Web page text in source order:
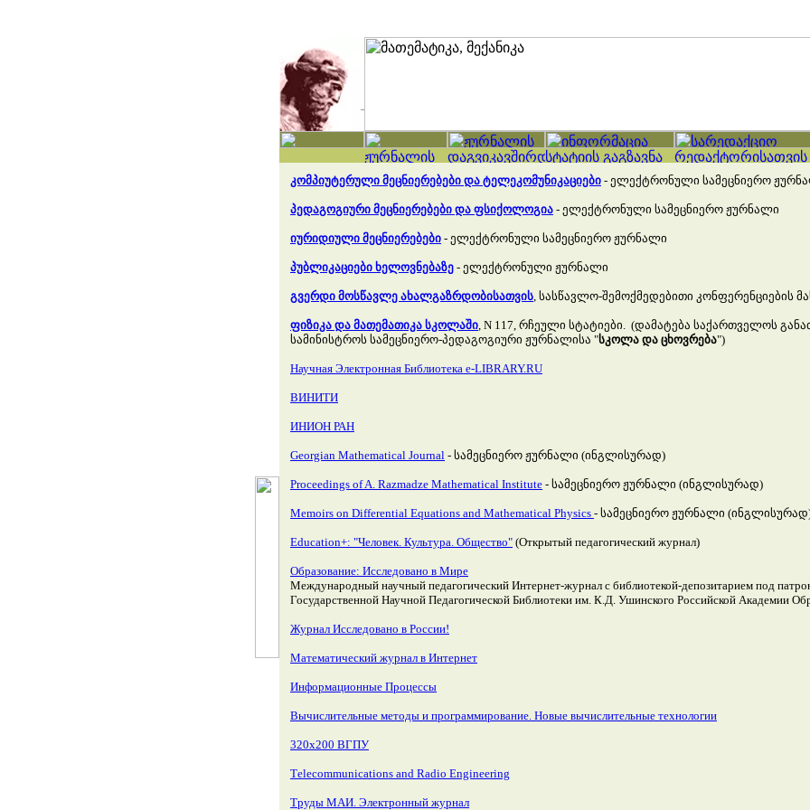
კომპიუტერული მეცნიერებები და ტელეკომუნიკაციები - ელექტრონული სამეცნიერო
პედაგოგიური მეცნიერებები და ფსიქოლოგია - ელექტრონული სამეცნიერო ჟურნალი
იურიდიული მეცნიერებები - ელექტრონული სამეცნიერო ჟურნალი
პუბლიკაციები ხელოვნებაზე - ელექტრონული ჟურნალი
გვერდი მოსწავლე ახალგაზრდობისათვის, სასწავლო-შემოქმედებითი კონფერენციების
ფიზიკა და მათემათიკა სკოლაში, N 117, რჩეული სტატიები. (დამატება საქართველოს
სამინისტროს სამეცნიერო-პედაგოგიური ჟურნალისა "სკოლა და ცხოვრება")
Научная Электронная Библиотека e-LIBRARY.RU
ВИНИТИ
ИНИОН РАН
Georgian Mathematical Journal - სამეცნიერო ჟურნალი (ინგლისურად)
Proceedings of A. Razmadze Mathematical Institute - სამეცნიერო ჟურნალი (ინგლისურად)
Memoirs on Differential Equations and Mathematical Physics - სამეცნიერო ჟურნალი
Education+: "Человек. Культура. Общество" (Открытый педагогический журнал)
Образование: Исследовано в Мире
Международный научный педагогический Интернет-журнал с библиотекой-депозитарием под
Государственной Научной Педагогической Библиотеки им. К.Д. Ушинского Российской Академии
Журнал Исследовано в России!
Математический журнал в Интернет
Информационные Процессы
Вычислительные методы и программирование. Новые вычислительные технологии
320x200 ВГПУ
Тelecommunications and Radio Engineering
Труды МАИ. Электронный журнал